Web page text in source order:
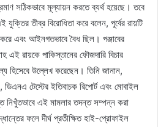
সঠিকভাবে মূল্যায়ন করতে ব্যর্থ হয়েছে। তবে
যুক্তির তীব্র বিরোধিতা করে বলেন, পূর্বের রায়টি
এবং আইনগতভাবে বৈধ ছিল। পঞ্জাবের
এই রায়কে পাকিস্তানের ফৌজদারি বিচার
হিসেবে উল্লেখ করেছেন। তিনি জানান,
টেস্টের ইতিবাচক রিপোর্ট এবং মোবাইল
নিখুঁতভাবে এই মামলার তদন্ত সম্পন্ন করা
ফলে দীর্ঘ প্রতীক্ষিত হাই-প্রোফাইল